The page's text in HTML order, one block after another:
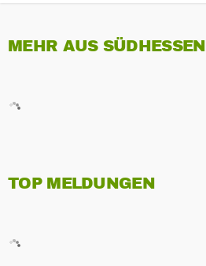
MEHR AUS SÜDHESSEN
TOP MELDUNGEN